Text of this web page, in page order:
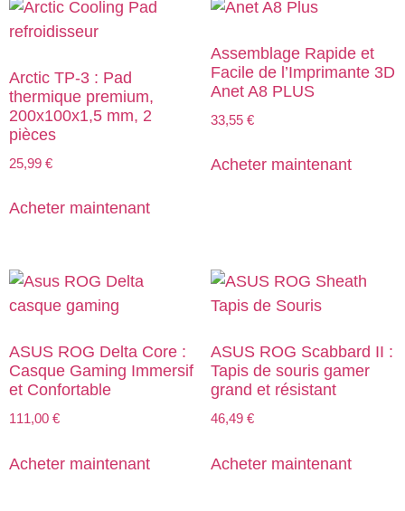
Arctic TP-3 : Pad
thermique premium,
200x100x1,5 mm, 2
pièces
25,99 €
Acheter maintenant
Assemblage Rapide et
Facile de l’Imprimante 3D
Anet A8 PLUS
33,55 €
Acheter maintenant
ASUS ROG Delta Core :
Casque Gaming Immersif
et Confortable
111,00 €
Acheter maintenant
ASUS ROG Scabbard II :
Tapis de souris gamer
grand et résistant
46,49 €
Acheter maintenant